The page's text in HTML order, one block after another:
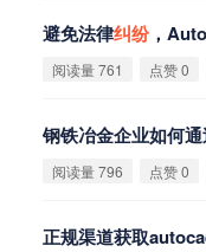
避免法律纠纷，
阅读量 761 点赞 0
钢铁冶金企业如何
阅读量 796 点赞 0
正规渠道获取